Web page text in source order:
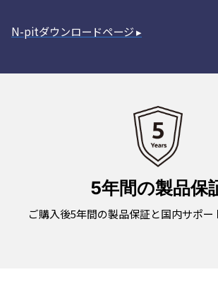
N-pitダウンロードページ ▸
5年間の製品保
ご購入後5年間の製品保証と国内サポ